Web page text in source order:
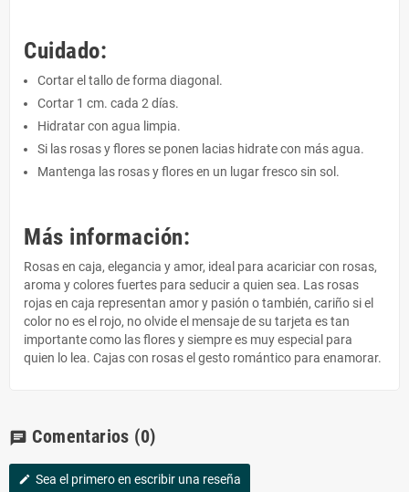
Cuidado:
Cortar el tallo de forma diagonal.
Cortar 1 cm. cada 2 días.
Hidratar con agua limpia.
Si las rosas y flores se ponen lacias hidrate con más agua.
Mantenga las rosas y flores en un lugar fresco sin sol.
Más información:
Rosas en caja, elegancia y amor, ideal para acariciar con rosas,
aroma y colores fuertes para seducir a quien sea. Las rosas
rojas en caja representan amor y pasión o también, cariño si el
color no es el rojo, no olvide el mensaje de su tarjeta es tan
importante como las flores y siempre es muy especial para
quien lo lea. Cajas con rosas el gesto romántico para enamorar.
chat Comentarios (0)
edit Sea el primero en escribir una reseña